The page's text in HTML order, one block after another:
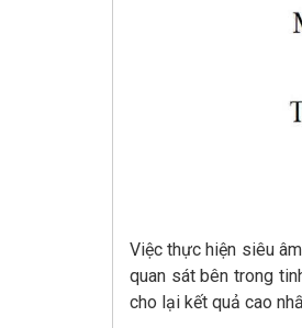
Việc thực hiện siêu
quan sát bên trong
cho lại kết quả cao